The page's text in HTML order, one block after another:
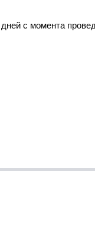
с момента